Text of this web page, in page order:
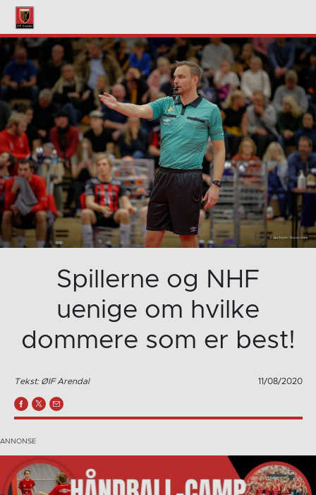
Spillerne og NHF
uenige om hvilke
dommere som er best!
Tekst: ØIF Arendal 11/08/2020